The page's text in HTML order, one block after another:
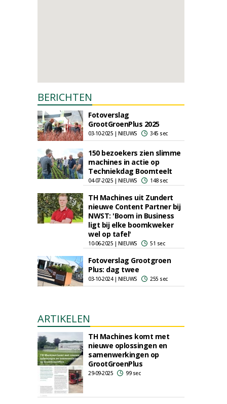
BERICHTEN
Fotoverslag
GrootGroenPlus 2025
03-10-2025 | NIEUWS 345 sec
150 bezoekers zien slimme
machines in actie op
Techniekdag Boomteelt
04-07-2025 | NIEUWS 148 sec
TH Machines uit Zundert
nieuwe Content Partner bij
NWST: 'Boom in Business
ligt bij elke boomkweker
wel op tafel'
10-06-2025 | NIEUWS 51 sec
Fotoverslag Grootgroen
Plus: dag twee
03-10-2024 | NIEUWS 255 sec
ARTIKELEN
TH Machines komt met
nieuwe oplossingen en
samenwerkingen op
GrootGroenPlus
29-09-2025 99 sec